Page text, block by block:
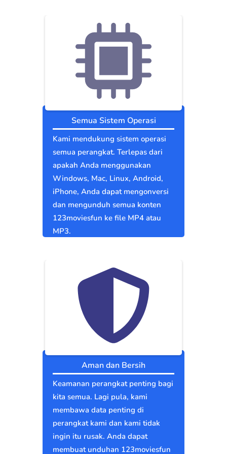
Semua Sistem Operasi
Kami mendukung sistem operasi
semua perangkat. Terlepas dari
apakah Anda menggunakan
Windows, Mac, Linux, Android,
iPhone, Anda dapat mengonversi
dan mengunduh semua konten
123moviesfun ke file MP4 atau
MP3.
Aman dan Bersih
Keamanan perangkat penting bagi
kita semua. Lagi pula, kami
membawa data penting di
perangkat kami dan kami tidak
ingin itu rusak. Anda dapat
membuat unduhan 123moviesfun